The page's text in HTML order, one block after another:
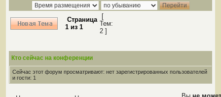
Страница
1 из 1
[
Тем:
2 ]
Кто сейчас на конференции
Сейчас этот форум просматривают: нет зарегистрированных пользователей
и гости: 1